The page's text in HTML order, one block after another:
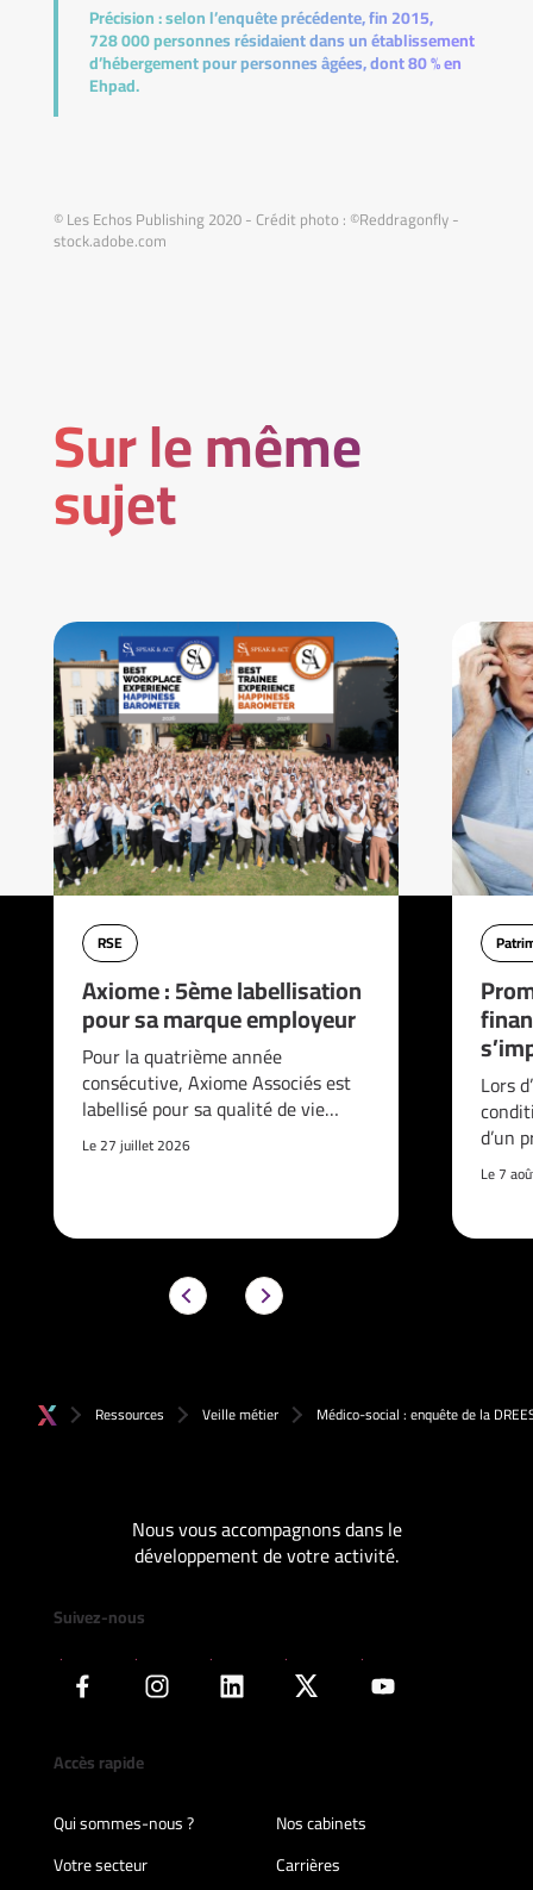
Précision :selon l’enquête précédente, fin 2015,
728 000 personnes résidaient dans un établissement
d’hébergement pour personnes âgées, dont 80 % en
Ehpad.
© Les Echos Publishing 2020 - Crédit photo : ©Reddragonfly -
stock.adobe.com
Sur le même
sujet
RSE
Axiome : 5ème labellisation
pour sa marque employeur
Pour la quatrième année
consécutive, Axiome Associés est
labellisé pour sa qualité de vie…
Le 27 juillet 2026
Lors
d’un
Le 7
Ressources Veille métier Médico-social : enquête de la
Nous vous accompagnons dans le
développement de votre activité.
Suivez-nous
Accès rapide
Qui sommes-nous ?
Nos cabinets
Votre secteur
Carrières